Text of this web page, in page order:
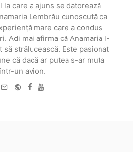
la care a ajuns se datorează
Lembrău cunoscută ca
mare care a condus
Adi mai afirma că Anamaria l-
să strălucească. Este pasionat
că dacă ar putea s-ar muta
într-un avion.
e-
WebsiteFacebook